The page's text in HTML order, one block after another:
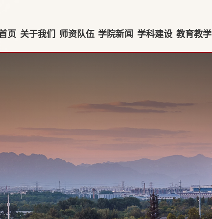
页 关于我们 师资队伍 学院新闻 学科建设 教育教学